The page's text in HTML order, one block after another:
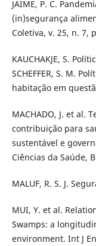
JAIME, P. C.
(in)segurança
Coletiva, v. 25, n. 7,
KAUCHAKJE, S.
SCHEFFER, S. M.
habitação em
MACHADO, J. et al.
contribuição para
sustentável e
Ciências da Saúde,
MALUF, R. S. J.
MUI, Y. et al.
Swamps: a
environment. Int J